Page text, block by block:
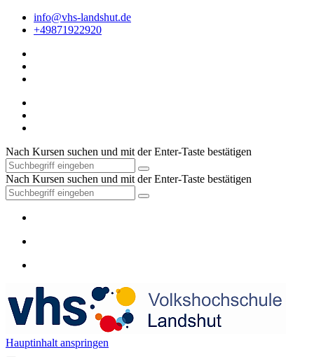
info@vhs-landshut.de
+49871922920
Nach Kursen suchen und mit der Enter-Taste bestätigen
Nach Kursen suchen und mit der Enter-Taste bestätigen
Hauptinhalt anspringen